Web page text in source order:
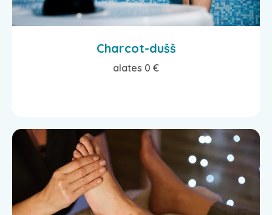
Charcot-dušš
alates 0 €